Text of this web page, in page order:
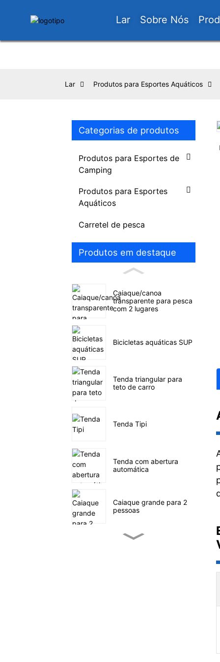
Lar Sobre Nós
Lar Produtos para Esportes Aquáticos
Categorias de produtos
Produtos para Esportes de
Camping
Produtos para Esportes
Aquáticos
Carretel de pesca
Produtos em destaque
Caiaque/canoa
transparente para pesca
com 2 lugares
Bicicletas aquáticas SUP
Tenda triangular para
teto de carro
Tenda Tipi
Tenda com abertura
automática
Caiaque grande para 2
pessoas
Loading...
Loading...